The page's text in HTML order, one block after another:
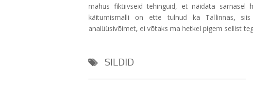
mahus fiktiivseid tehinguid, et näidata sarnasel
käitumismalli on ette tulnud ka Tallinnas, siis
analüüsivõimet, ei võtaks ma hetkel pigem sellist
SILDID